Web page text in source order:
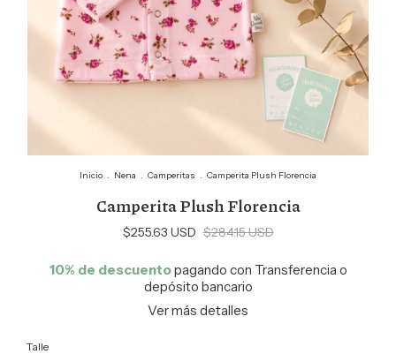
Inicio . Nena . Camperitas . Camperita Plush Florencia
Camperita Plush Florencia
$255.63 USD $284.15 USD
10% de descuentopagando con Transferencia o
depósito bancario
Ver más detalles
Talle